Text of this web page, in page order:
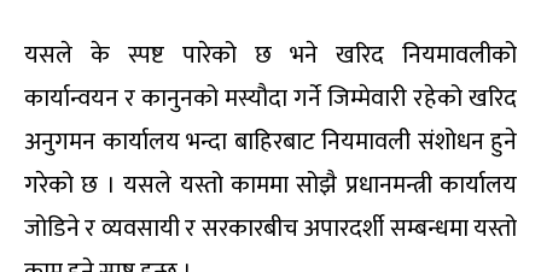
यसले के स्पष्ट पारेको छ भने खरिद नियमावलीको
कार्यान्वयन र कानुनको मस्यौदा गर्ने जिम्मेवारी रहेको खरिद
अनुगमन कार्यालय भन्दा बाहिरबाट नियमावली संशोधन हुने
गरेको छ । यसले यस्तो काममा सोझै प्रधानमन्त्री कार्यालय
जोडिने र व्यवसायी र सरकारबीच अपारदर्शी सम्बन्धमा यस्तो